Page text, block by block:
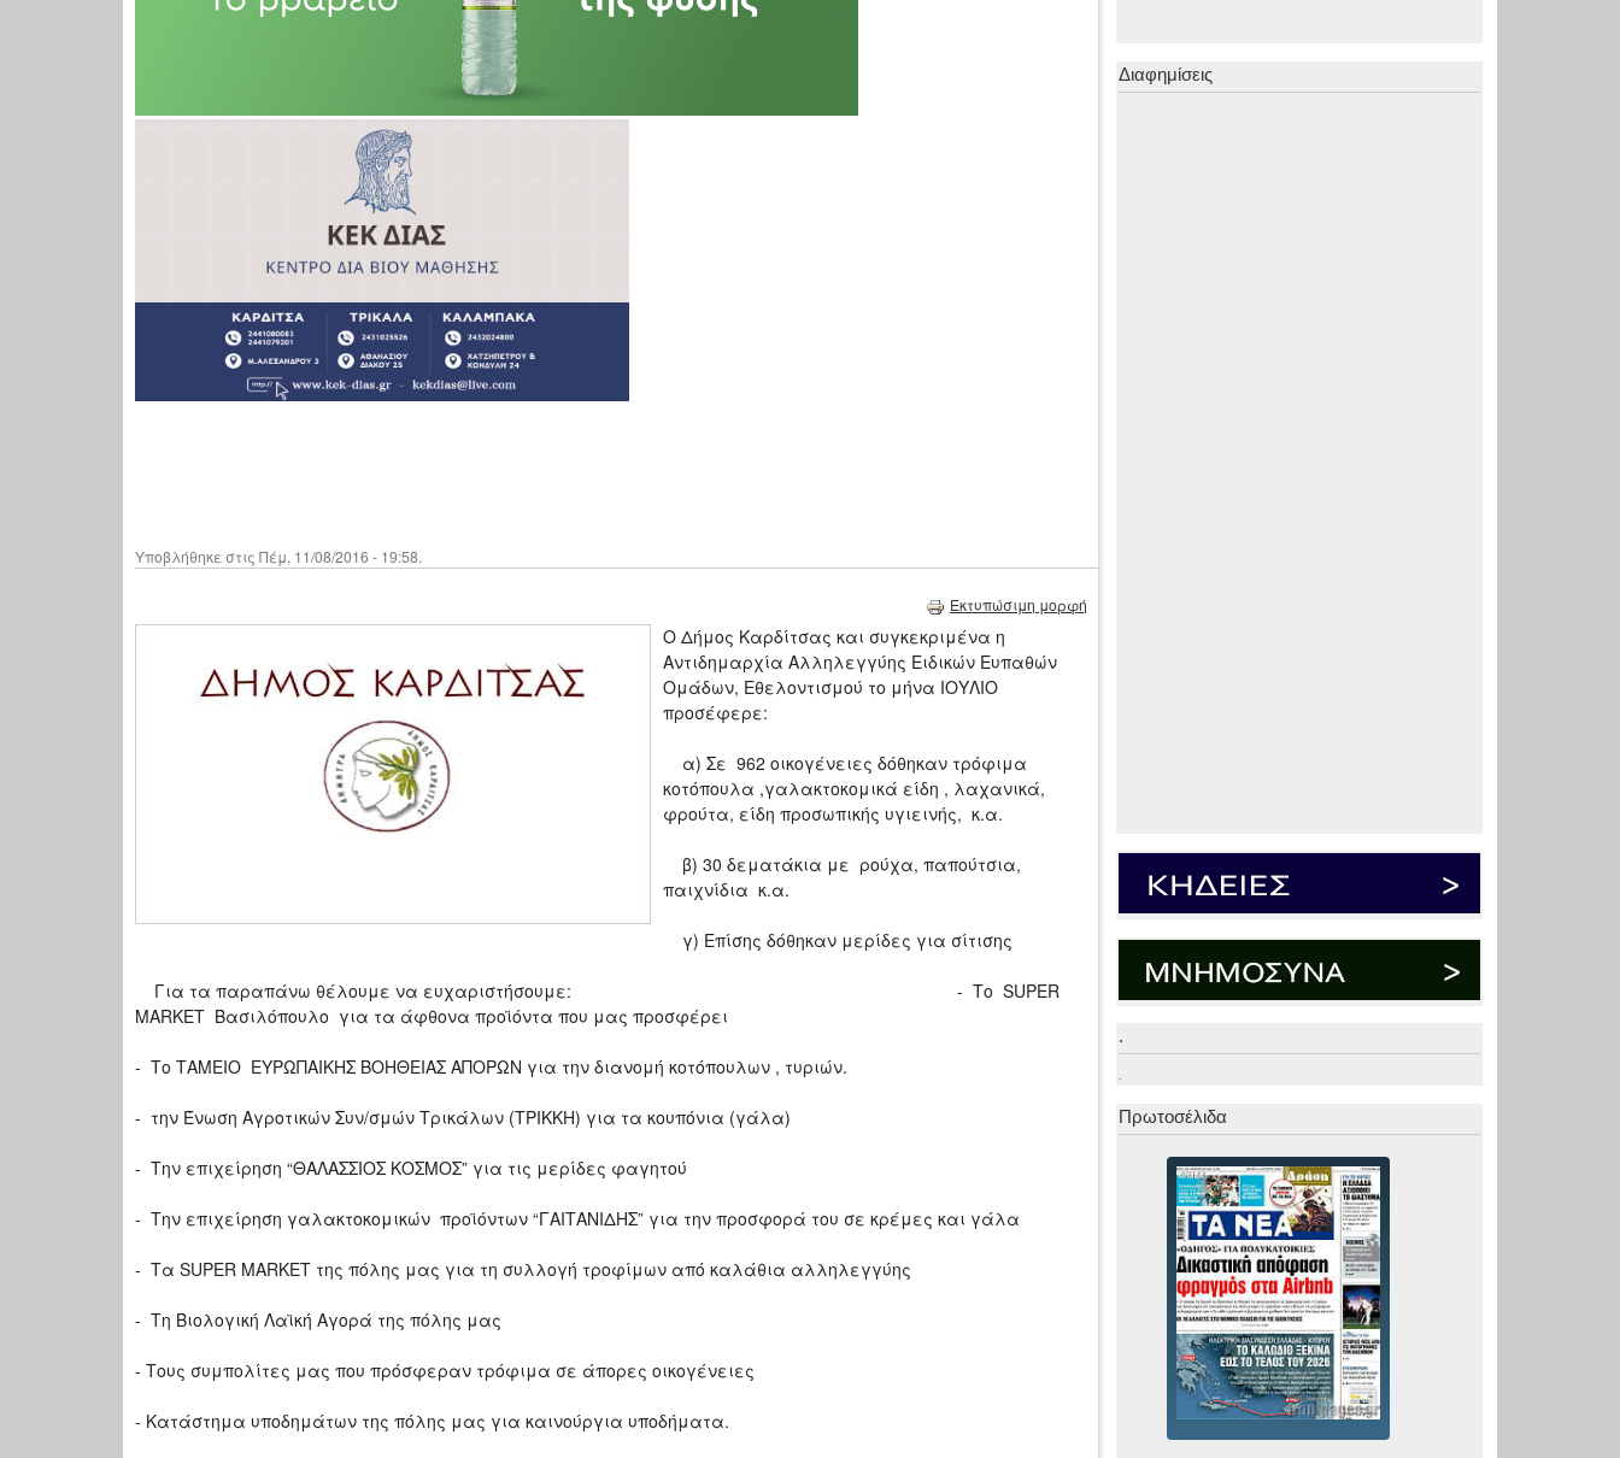
Υποβλήθηκε στις Πέμ, 11/08/2016 - 19:58.
Εκτυπώσιμη μορφή
Ο Δήμος Καρδίτσας και συγκεκριμένα η
Αντιδημαρχία Αλληλεγγύης Ειδικών Ευπαθών
Ομάδων, Εθελοντισμού το μήνα ΙΟΥΛΙΟ
προσέφερε:
α) Σε 962 οικογένειες δόθηκαν τρόφιμα
κοτόπουλα ,γαλακτοκομικά είδη , λαχανικά,
φρούτα, είδη προσωπικής υγιεινής, κ.α.
β) 30 δεματάκια με ρούχα, παπούτσια,
παιχνίδια κ.α.
γ) Επίσης δόθηκαν μερίδες για σίτισης
Για τα παραπάνω θέλουμε να ευχαριστήσουμε: - Το SUPER
MARKET Bασιλόπουλο για τα άφθονα προϊόντα που μας προσφέρει
- Το ΤΑΜΕΙΟ ΕΥΡΩΠΑΙΚΗΣ ΒΟΗΘΕΙΑΣ ΑΠΟΡΩΝ για την διανομή κοτόπουλων , τυριών.
- την Ένωση Αγροτικών Συν/σμών Τρικάλων (ΤΡΙΚΚΗ) για τα κουπόνια (γάλα)
- Την επιχείρηση “ΘΑΛΑΣΣΙΟΣ ΚΟΣΜΟΣ” για τις μερίδες φαγητού
- Την επιχείρηση γαλακτοκομικών προϊόντων “ΓΑΙΤΑΝΙΔΗΣ” για την προσφορά του σε κρέμες και γάλα
- Τα SUPER MARKET της πόλης μας για τη συλλογή τροφίμων από καλάθια αλληλεγγύης
- Τη Βιολογική Λαϊκή Αγορά της πόλης μας
- Τους συμπολίτες μας που πρόσφεραν τρόφιμα σε άπορες οικογένειες
- Κατάστημα υποδημάτων της πόλης μας για καινούργια υποδήματα.
Διαφημίσεις
.
.
Πρωτοσέλιδα